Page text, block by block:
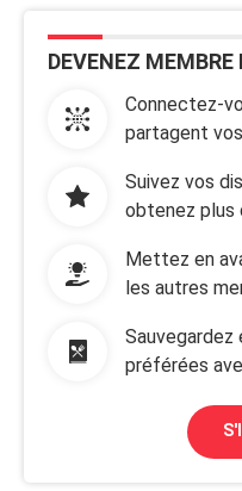
DEVENEZ MEMBRE
Connectez-
partagent
Suivez vos
obtenez plus
Mettez en
les autres
préférées